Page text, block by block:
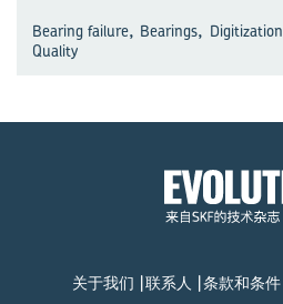
Bearing failure, Bearings, Digitization
Quality
关于我们 联系人 条款和条件